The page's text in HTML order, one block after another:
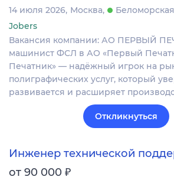
14 июля 2026 Москва
Беломорская
Jobers
Вакансия компании: АО ПЕРВЫЙ
машинист ФСЛ в АО «Первый
Печатник» — надёжный игрок на
полиграфических услуг, который
развивается и расширяет
Откликнуться
Инженер технической
от 90 000 ₽